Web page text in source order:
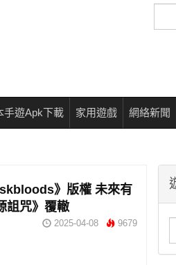
尋
手遊Apk下載 家用遊戲 網絡新聞
》版權 未來有
詛咒》覆轍
2025-04-08 9679